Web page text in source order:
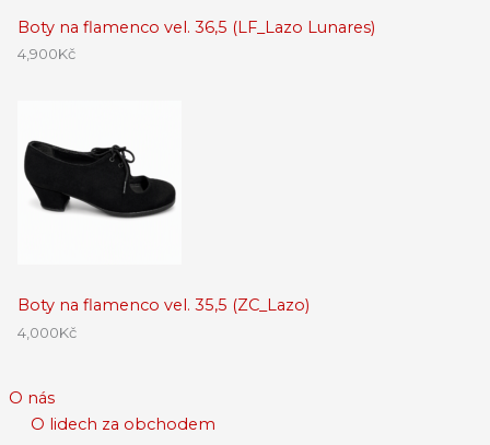
Boty na flamenco vel. 36,5 (LF_Lazo Lunares)
4,900Kč
Boty na flamenco vel. 35,5 (ZC_Lazo)
4,000Kč
O nás
O lidech za obchodem